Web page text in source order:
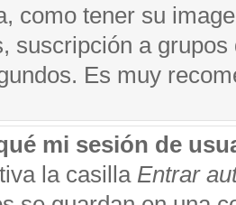
como tener su
suscripción a
Es muy
mi sesión de
la casilla Entrar